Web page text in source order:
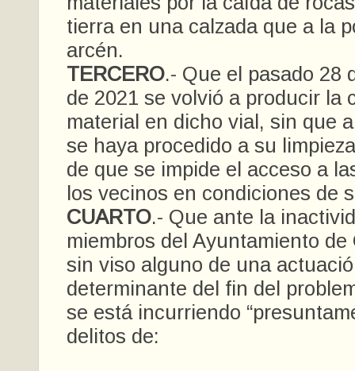
tierra en una calzada que a la
arcén.
TERCERO.- Que el pasado 28
de 2021 se volvió a producir la
material en dicho vial, sin que
se haya procedido a su
de que se impide el acceso a
los vecinos en condiciones de
CUARTO.- Que ante la
miembros del Ayuntamiento de
sin viso alguno de una
determinante del fin del
se está incurriendo
delitos de: